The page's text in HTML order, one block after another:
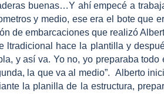
buenas…Y ahí empecé a
y medio, ese era el bote que
de embarcaciones que realizó
ltradicional hace la plantilla y
y así va. Yo no, yo preparaba todo
la que va al medio”. Alberto
la planilla de la estructura,